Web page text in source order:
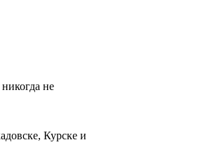
не
Курске и